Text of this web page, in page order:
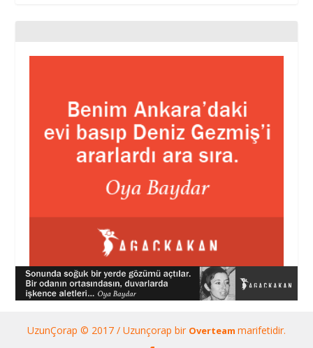
UzunÇorap © 2017 / Uzunçorap bir Overteam marifetidir.